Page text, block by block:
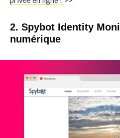
2. Spybot Identity
numérique